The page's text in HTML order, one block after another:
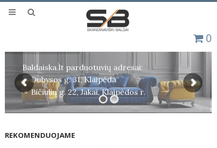
0
Baldaiska.lt parduotuvių adresai:
⚬ Dubysos g. 31, Klaipėda
⚬ Bičiulių g. 22, Jakai, Klaipėdos r.
REKOMENDUOJAME